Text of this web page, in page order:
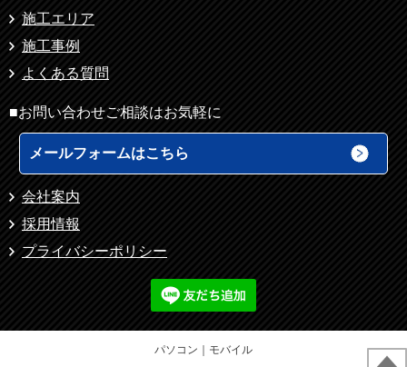
施工エリア
施工事例
よくある質問
■お問い合わせご相談はお気軽に
メールフォームはこちら
会社案内
採用情報
プライバシーポリシー
パソコン ｜モバイル